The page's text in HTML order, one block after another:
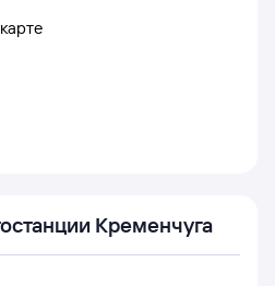
Кременчуга